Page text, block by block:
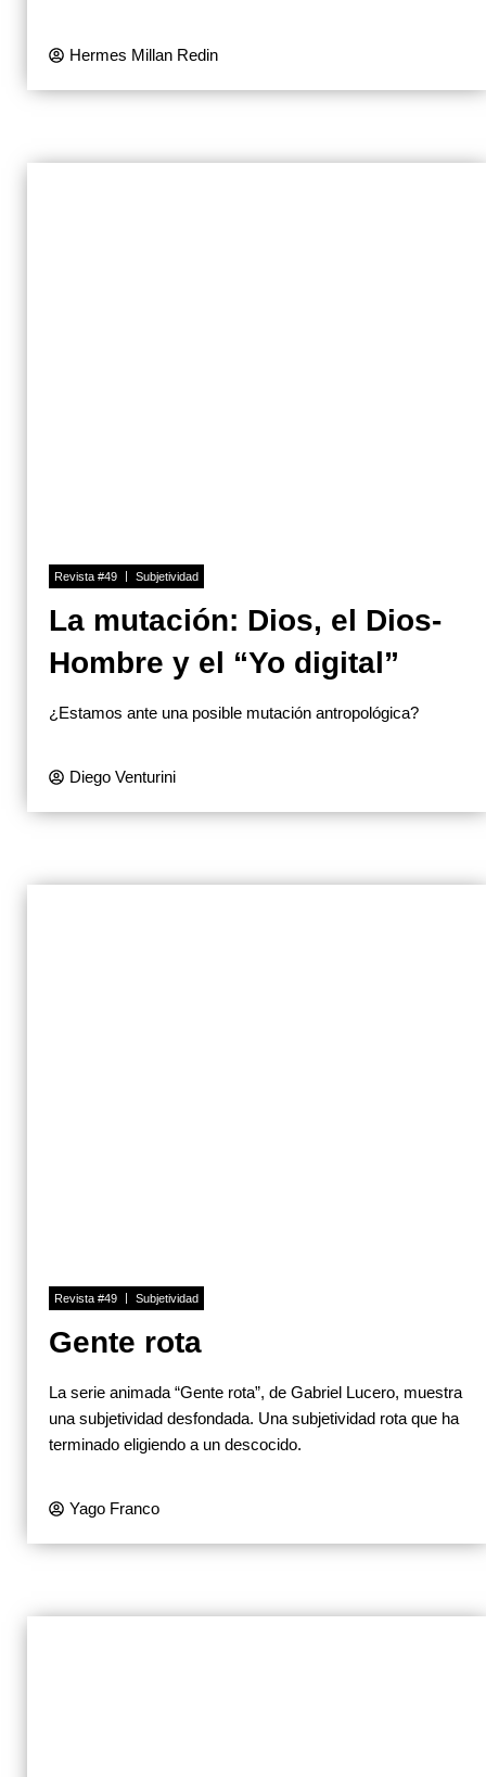
Hermes Millan Redin
Revista #49 Subjetividad
La mutación: Dios, el Dios-
Hombre y el “Yo digital”
¿Estamos ante una posible mutación antropológica?
Diego Venturini
Revista #49 Subjetividad
Gente rota
La serie animada “Gente rota”, de Gabriel Lucero, muestra
una subjetividad desfondada. Una subjetividad rota que ha
terminado eligiendo a un descocido.
Yago Franco